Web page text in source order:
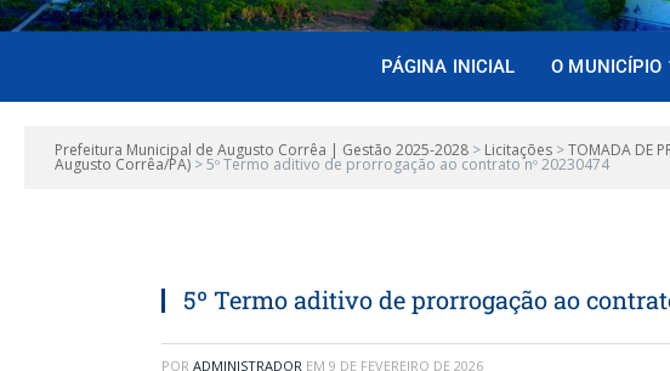
PÁGINA INICIAL O MUNICÍPIO
Prefeitura Municipal de Augusto Corrêa | Gestão 2025-2028 > Licitações >TOMADA DE
Augusto Corrêa/PA) >5º Termo aditivo de prorrogação ao contrato nº 20230474
5º Termo aditivo de prorrogação ao
POR ADMINISTRADOR EM 9 DE FEVEREIRO DE 2026